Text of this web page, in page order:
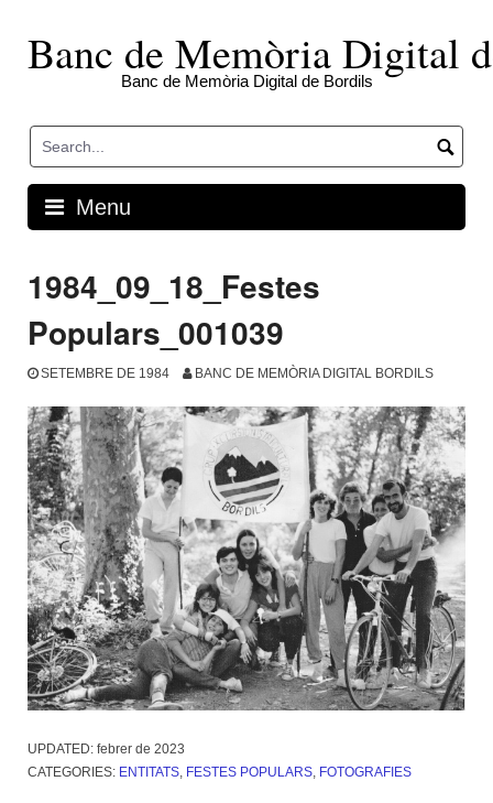
contentBanc de Memòria Digital
Banc de Memòria Digital de Bordils
Menu
1984_09_18_Festes
Populars_001039
SETEMBRE DE 1984 BANC DE MEMÒRIA DIGITAL BORDILS
UPDATED: febrer de 2023
CATEGORIES: ENTITATS, FESTES POPULARS, FOTOGRAFIES